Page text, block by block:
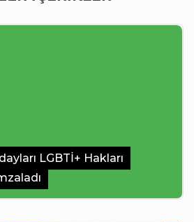
LGBTİ+ Hakları